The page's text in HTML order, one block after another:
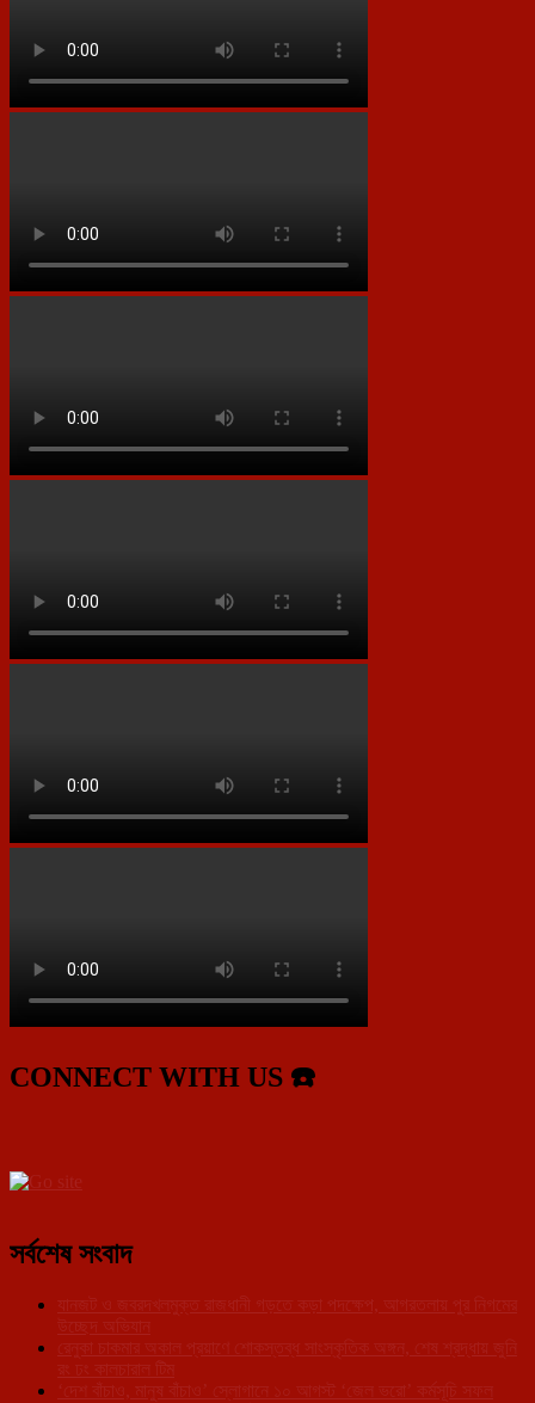
CONNECT WITH US ☎️
সর্বশেষ সংবাদ
যানজট ও জবরদখলমুক্ত রাজধানী গড়তে কড়া পদক্ষেপ, আগরতলায় পুর নিগমের
উচ্ছেদ অভিযান
রেনুকা চাকমার অকাল প্রয়াণে শোকস্তব্ধ সাংস্কৃতিক অঙ্গন, শেষ শ্রদ্ধায় জুনি
রং ঢং কালচারাল টিম
‘দেশ বাঁচাও, মানুষ বাঁচাও’ স্লোগানে ১০ আগস্ট ‘জেল ভরো’ কর্মসূচি সফল